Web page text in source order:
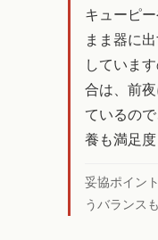
キューピ
まま器に
していま
合は、前
ているの
養も満足度
妥協ポイント
うバランス